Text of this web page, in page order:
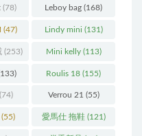
(78) Leboy bag (168)
(47) Lindy mini (131)
(253) Mini kelly(113)
Roulis 18 (155)
Verrou 21 (55)
愛馬仕 拖鞋(121)